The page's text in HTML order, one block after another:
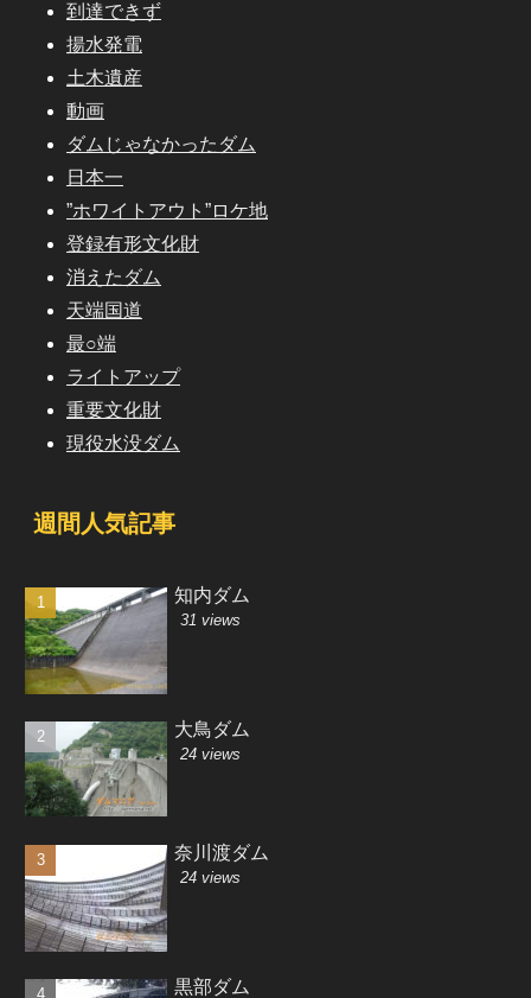
到達できず
揚水発電
土木遺産
動画
ダムじゃなかったダム
日本一
”ホワイトアウト”ロケ地
登録有形文化財
消えたダム
天端国道
最○端
ライトアップ
重要文化財
現役水没ダム
週間人気記事
知内ダム
31 views
大鳥ダム
24 views
奈川渡ダム
24 views
黒部ダム